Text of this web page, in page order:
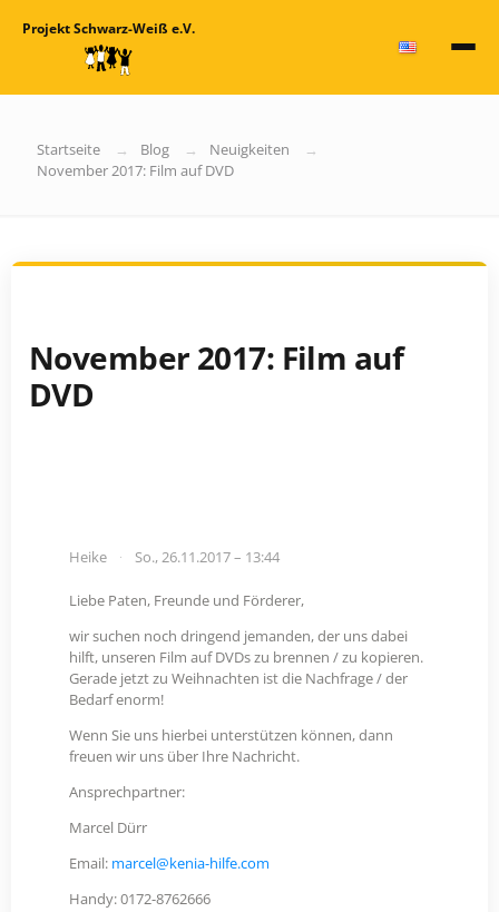
Projekt Schwarz-Weiß e.V.
Startseite Blog
Neuigkeiten
November 2017: Film auf DVD
November 2017: Film auf
DVD
Heike So., 26.11.2017 – 13:44
Liebe Paten, Freunde und Förderer,
wir suchen noch dringend jemanden, der uns dabei
hilft, unseren Film auf DVDs zu brennen / zu kopieren.
Gerade jetzt zu Weihnachten ist die Nachfrage / der
Bedarf enorm!
Wenn Sie uns hierbei unterstützen können, dann
freuen wir uns über Ihre Nachricht.
Ansprechpartner:
Marcel Dürr
Email: marcel@kenia-hilfe.com
Handy: 0172-8762666